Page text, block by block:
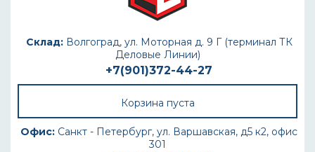
Склад:Волгоград, ул. Моторная д. 9 Г (терминал ТК
Деловые Линии)
+7(901)372-44-27
Корзина пуста
Офис: Санкт - Петербург, ул. Варшавская, д5 к2, офис
301